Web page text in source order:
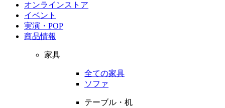
オンラインストア
イベント
実演・POP
商品情報
家具
全ての家具
ソファ
テーブル・机